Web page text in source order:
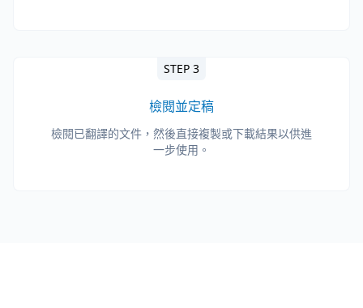
STEP 3
檢閱並定稿
檢閱已翻譯的文件，然後直接複製或下載結果以供進
一步使用。